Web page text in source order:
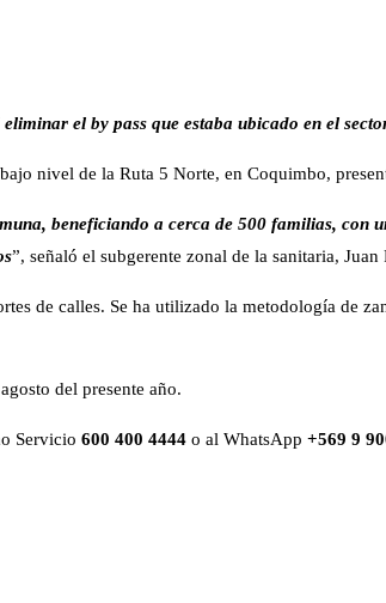
el by pass que estaba ubicado en el
nivel de la Ruta 5 Norte, en Coquimbo,
beneficiando a cerca de 500 familias, con
”, señaló el subgerente zonal de la sanitaria, Juan
de calles. Se ha utilizado la metodología de
del presente año.
Servicio 600 400 4444 o al WhatsApp +569 9